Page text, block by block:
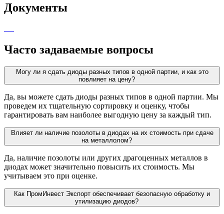
Документы
Часто задаваемые вопросы
Могу ли я сдать диоды разных типов в одной партии, и как это
повлияет на цену?
Да, вы можете сдать диоды разных типов в одной партии. Мы
проведем их тщательную сортировку и оценку, чтобы
гарантировать вам наиболее выгодную цену за каждый тип.
Влияет ли наличие позолоты в диодах на их стоимость при сдаче
на металлолом?
Да, наличие позолоты или других драгоценных металлов в
диодах может значительно повысить их стоимость. Мы
учитываем это при оценке.
Как ПромИнвест Экспорт обеспечивает безопасную обработку и
утилизацию диодов?